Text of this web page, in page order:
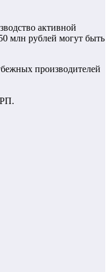
активной
млн рублей могут быть
производителей